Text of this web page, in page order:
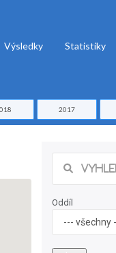
Výsledky Statistiky
2017
Oddíl